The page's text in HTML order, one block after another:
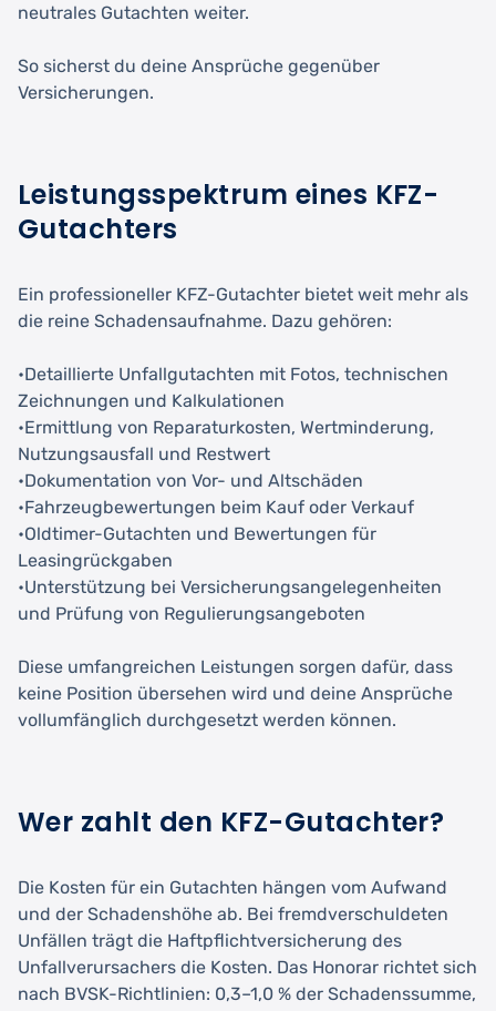
neutrales Gutachten weiter.
So sicherst du deine Ansprüche gegenüber
Versicherungen.
Leistungsspektrum eines KFZ-
Gutachters
Ein professioneller KFZ-Gutachter bietet weit mehr als
die reine Schadensaufnahme. Dazu gehören:
•Detaillierte Unfallgutachten mit Fotos, technischen
Zeichnungen und Kalkulationen
•Ermittlung von Reparaturkosten, Wertminderung,
Nutzungsausfall und Restwert
•Dokumentation von Vor- und Altschäden
•Fahrzeugbewertungen beim Kauf oder Verkauf
•Oldtimer-Gutachten und Bewertungen für
Leasingrückgaben
•Unterstützung bei Versicherungsangelegenheiten
und Prüfung von Regulierungsangeboten
Diese umfangreichen Leistungen sorgen dafür, dass
keine Position übersehen wird und deine Ansprüche
vollumfänglich durchgesetzt werden können.
Wer zahlt den KFZ-Gutachter?
Die Kosten für ein Gutachten hängen vom Aufwand
und der Schadenshöhe ab. Bei fremdverschuldeten
Unfällen trägt die Haftpflichtversicherung des
Unfallverursachers die Kosten. Das Honorar richtet sich
nach BVSK-Richtlinien: 0,3–1,0 % der Schadenssumme,